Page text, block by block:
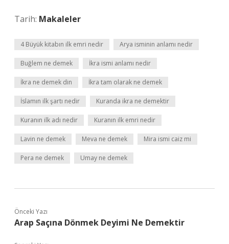
Tarih: Makaleler
4 Büyük kitabın ilk emri nedir Arya isminin anlamı nedir
Buğlem ne demek İkra ismi anlamı nedir
İkra ne demek din İkra tam olarak ne demek
İslamın ilk şartı nedir Kuranda ikra ne demektir
Kuranın ilk adı nedir Kuranın ilk emri nedir
Lavin ne demek Meva ne demek Mira ismi caiz mi
Pera ne demek Umay ne demek
Önceki Yazı
Arap Saçına Dönmek Deyimi Ne Demektir